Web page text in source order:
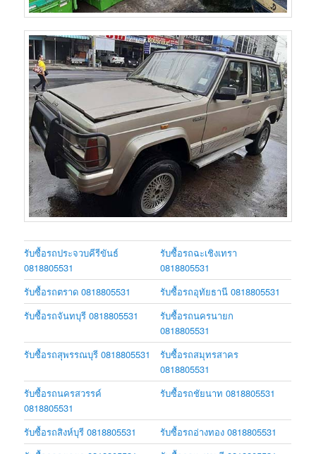
รับซื้อรถประจวบคีรีขันธ์
0818805531
รับซื้อรถฉะเชิงเทรา
0818805531
รับซื้อรถตราด 0818805531
รับซื้อรถอุทัยธานี 0818805531
รับซื้อรถจันทบุรี 0818805531
รับซื้อรถนครนายก
0818805531
รับซื้อรถสุพรรณบุรี 0818805531
รับซื้อรถสมุทรสาคร
0818805531
รับซื้อรถนครสวรรค์
0818805531
รับซื้อรถชัยนาท 0818805531
รับซื้อรถสิงห์บุรี 0818805531
รับซื้อรถอ่างทอง 0818805531